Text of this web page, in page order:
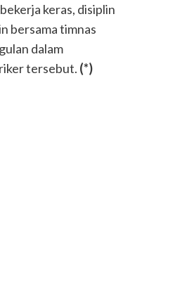
keras, disiplin
bersama timnas
dalam
tersebut. (*)